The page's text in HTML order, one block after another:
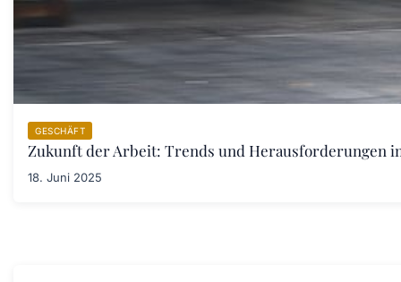
GESCHÄFT
Zukunft der Arbeit: Trends und Herausforderungen
18. Juni 2025